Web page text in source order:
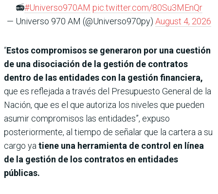
📻#Universo970AM pic.twitter.com/80Su3MEnQr
— Universo 970 AM (@Universo970py) August 4, 2026
“Estos compromisos se generaron por una cuestión
de una disociación de la gestión de contratos
dentro de las entidades con la gestión financiera,
que es reflejada a través del Presupuesto General de la
Nación, que es el que autoriza los niveles que pueden
asumir compromisos las entidades”, expuso
posteriormente, al tiempo de señalar que la cartera a su
cargo yatiene una herramienta de control en línea
de la gestión de los contratos en entidades
públicas.